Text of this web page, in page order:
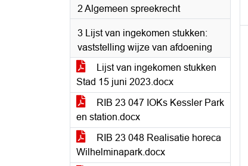
2 Algemeen spreekrecht
3 Lijst van ingekomen stukken:
vaststelling wijze van afdoening
Lijst van ingekomen stukken
Stad 15 juni 2023.docx
RIB 23 047 IOKs Kessler Park
en station.docx
RIB 23 048 Realisatie horeca
Wilhelminapark.docx